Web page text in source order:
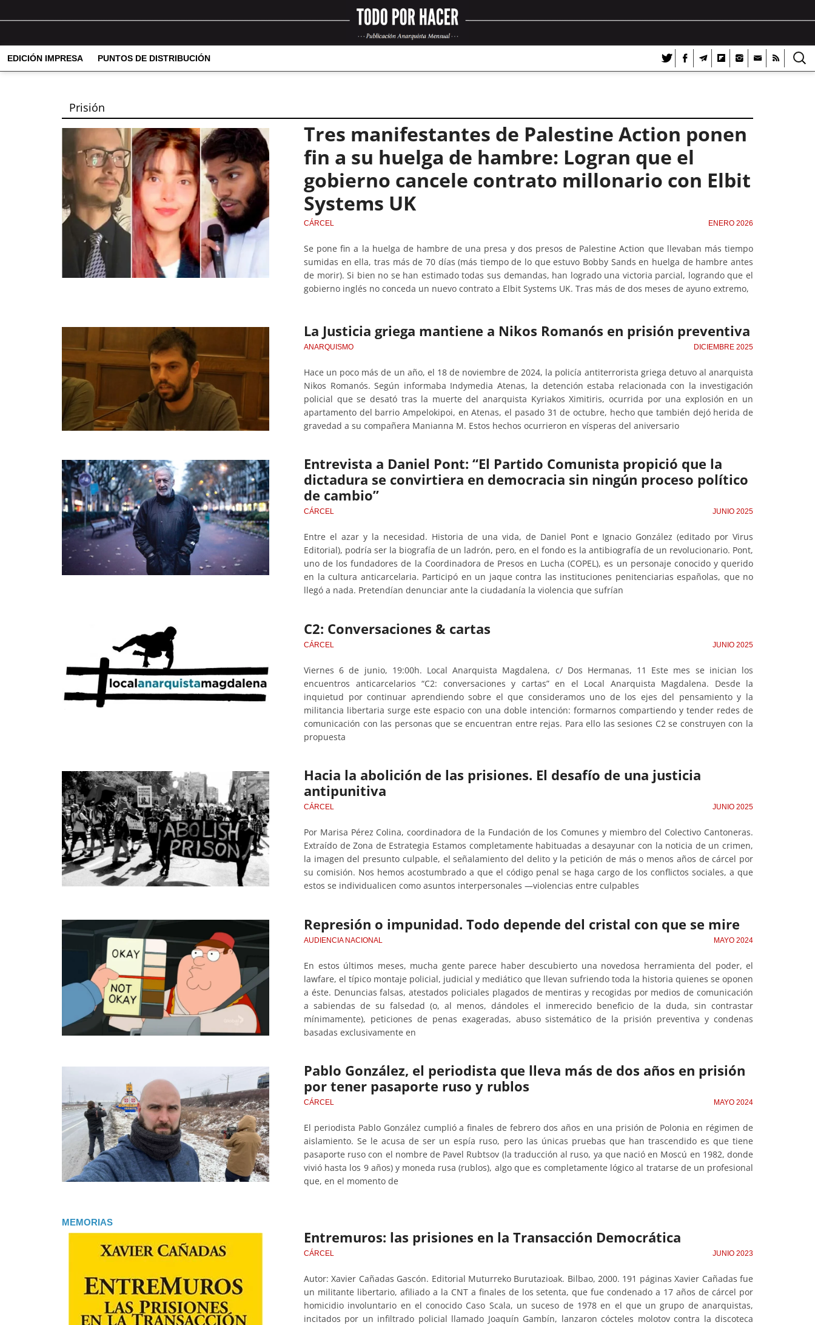
EDICIÓN IMPRESA PUNTOS DE DISTRIBUCIÓN
Prisión
Tres manifestantes de Palestine Action ponen
fin a su huelga de hambre: Logran que el
gobierno cancele contrato millonario con Elbit
Systems UK
CÁRCEL ENERO 2026
Se pone fin a la huelga de hambre de una presa y dos presos de Palestine Action que llevaban más tiempo
sumidas en ella, tras más de 70 días (más tiempo de lo que estuvo Bobby Sands en huelga de hambre antes
de morir). Si bien no se han estimado todas sus demandas, han logrado una victoria parcial, logrando que el
gobierno inglés no conceda un nuevo contrato a Elbit Systems UK. Tras más de dos meses de ayuno extremo,
La Justicia griega mantiene a Nikos Romanós en prisión preventiva
ANARQUISMO DICIEMBRE 2025
Hace un poco más de un año, el 18 de noviembre de 2024, la policía antiterrorista griega detuvo al anarquista
Nikos Romanós. Según informaba Indymedia Atenas, la detención estaba relacionada con la investigación
policial que se desató tras la muerte del anarquista Kyriakos Ximitiris, ocurrida por una explosión en un
apartamento del barrio Ampelokipoi, en Atenas, el pasado 31 de octubre, hecho que también dejó herida de
gravedad a su compañera Manianna M. Estos hechos ocurrieron en vísperas del aniversario
Entrevista a Daniel Pont: “El Partido Comunista propició que la
dictadura se convirtiera en democracia sin ningún proceso político
de cambio”
CÁRCEL JUNIO 2025
Entre el azar y la necesidad. Historia de una vida, de Daniel Pont e Ignacio González (editado por Virus
Editorial), podría ser la biografía de un ladrón, pero, en el fondo es la antibiografía de un revolucionario. Pont,
uno de los fundadores de la Coordinadora de Presos en Lucha (COPEL), es un personaje conocido y querido
en la cultura anticarcelaria. Participó en un jaque contra las instituciones penitenciarias españolas, que no
llegó a nada. Pretendían denunciar ante la ciudadanía la violencia que sufrían
C2: Conversaciones & cartas
CÁRCEL JUNIO 2025
Viernes 6 de junio, 19:00h. Local Anarquista Magdalena, c/ Dos Hermanas, 11 Este mes se inician los
encuentros anticarcelarios “C2: conversaciones y cartas” en el Local Anarquista Magdalena. Desde la
inquietud por continuar aprendiendo sobre el que consideramos uno de los ejes del pensamiento y la
militancia libertaria surge este espacio con una doble intención: formarnos compartiendo y tender redes de
comunicación con las personas que se encuentran entre rejas. Para ello las sesiones C2 se construyen con la
propuesta
Hacia la abolición de las prisiones. El desafío de una justicia
antipunitiva
CÁRCEL JUNIO 2025
Por Marisa Pérez Colina, coordinadora de la Fundación de los Comunes y miembro del Colectivo Cantoneras.
Extraído de Zona de Estrategia Estamos completamente habituadas a desayunar con la noticia de un crimen,
la imagen del presunto culpable, el señalamiento del delito y la petición de más o menos años de cárcel por
su comisión. Nos hemos acostumbrado a que el código penal se haga cargo de los conflictos sociales, a que
estos se individualicen como asuntos interpersonales —violencias entre culpables
Represión o impunidad. Todo depende del cristal con que se mire
AUDIENCIA NACIONAL MAYO 2024
En estos últimos meses, mucha gente parece haber descubierto una novedosa herramienta del poder, el
lawfare, el típico montaje policial, judicial y mediático que llevan sufriendo toda la historia quienes se oponen
a éste. Denuncias falsas, atestados policiales plagados de mentiras y recogidas por medios de comunicación
a sabiendas de su falsedad (o, al menos, dándoles el inmerecido beneficio de la duda, sin contrastar
mínimamente), peticiones de penas exageradas, abuso sistemático de la prisión preventiva y condenas
basadas exclusivamente en
Pablo González, el periodista que lleva más de dos años en prisión
por tener pasaporte ruso y rublos
CÁRCEL MAYO 2024
El periodista Pablo González cumplió a finales de febrero dos años en una prisión de Polonia en régimen de
aislamiento. Se le acusa de ser un espía ruso, pero las únicas pruebas que han trascendido es que tiene
pasaporte ruso con el nombre de Pavel Rubtsov (la traducción al ruso, ya que nació en Moscú en 1982, donde
vivió hasta los 9 años) y moneda rusa (rublos), algo que es completamente lógico al tratarse de un profesional
que, en el momento de
MEMORIAS
Entremuros: las prisiones en la Transacción Democrática
CÁRCEL JUNIO 2023
Autor: Xavier Cañadas Gascón. Editorial Muturreko Burutazioak. Bilbao, 2000. 191 páginas Xavier Cañadas fue
un militante libertario, afiliado a la CNT a finales de los setenta, que fue condenado a 17 años de cárcel por
homicidio involuntario en el conocido Caso Scala, un suceso de 1978 en el que un grupo de anarquistas,
incitados por un infiltrado policial llamado Joaquín Gambín, lanzaron cócteles molotov contra la discoteca